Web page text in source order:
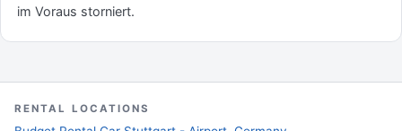
im Voraus storniert.
RENTAL LOCATIONS